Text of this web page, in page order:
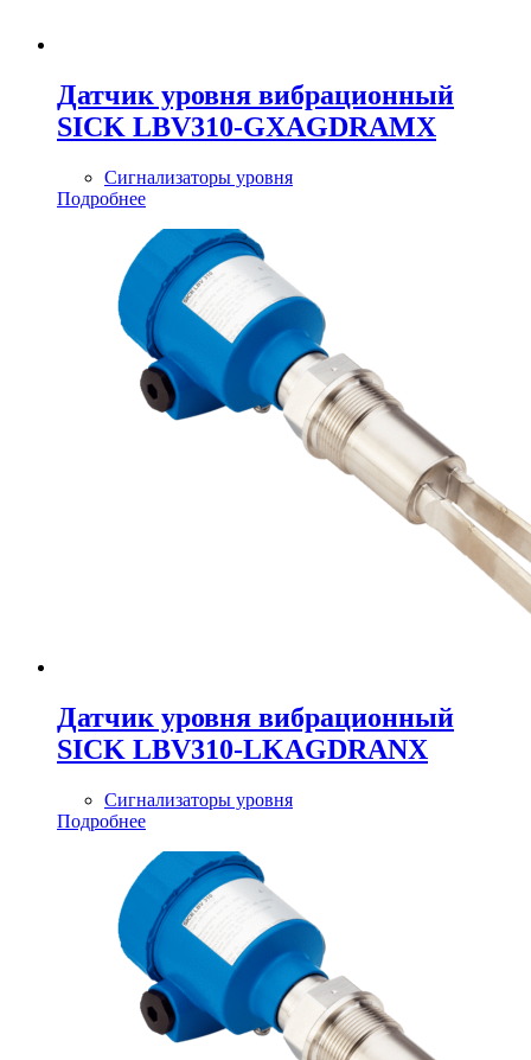
Датчик уровня вибрационный
SICK LBV310-GXAGDRAMX
Сигнализаторы уровня
Подробнее
Датчик уровня вибрационный
SICK LBV310-LKAGDRANX
Сигнализаторы уровня
Подробнее